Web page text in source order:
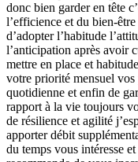
donc bien garder en tête
l’efficience et du bien-
d’adopter l’habitude
l’anticipation après avoir
mettre en place et
votre priorité mensuel
quotidienne et enfin de
rapport à la vie toujours
de résilience et agilité
apporter débit
du temps vous intéresse